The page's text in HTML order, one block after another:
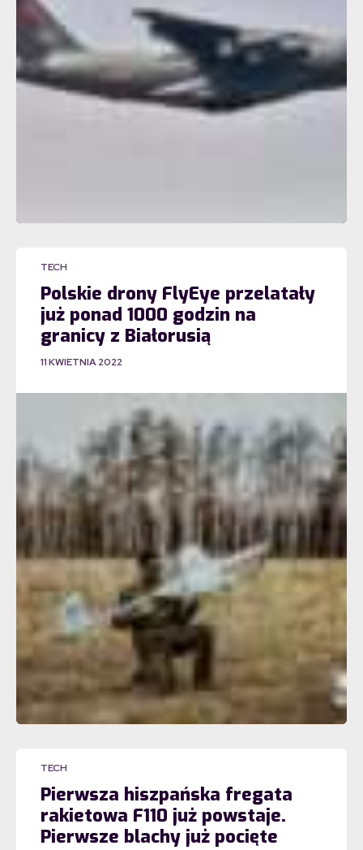
TECH
Polskie drony FlyEye przelatały
już ponad 1000 godzin na
granicy z Białorusią
11 KWIETNIA 2022
TECH
Pierwsza hiszpańska fregata
rakietowa F110 już powstaje.
Pierwsze blachy już pocięte